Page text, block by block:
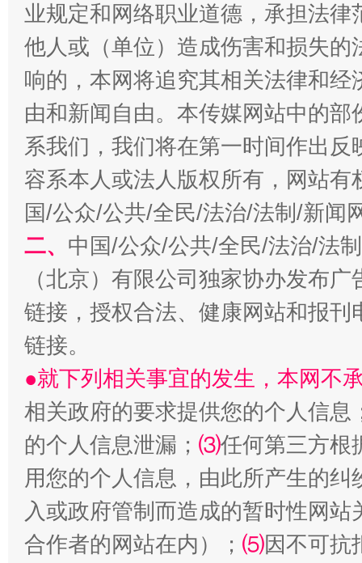
揭开“小金库”的免责幌子
业规定和网络职业道德，承担法
他人或（单位）造成伤害和损失
响的，本网将追究其相关法律和
由和新闻自由。本传媒网站中的
系我们，我们将在第一时间作出
容系本人或法人版权所有，网站
国/公众/公共/全民/法治/法制/新闻
二、 中国/公众/公共/全民/法治/法
（北京）有限公司独家协办发布
链接，授权合法、健康网站和报
链接。
●就下列相关事宜的发生，本网不
相关政府的要求提供您的个人信息
的个人信息泄漏； ⑶任何第三方根
用您的个人信息，由此所产生的纠
入或政府管制而造成的暂时性网
合作者的网站在内）； ⑸因不可抗